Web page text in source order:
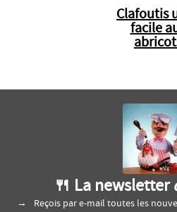
Clafoutis
facile
🍴 La newsletter
Reçois par e-mail toutes les